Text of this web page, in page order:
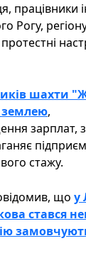
працівники
Рогу,
шахти
землею,
зарплат,
стажу.
що у
стався